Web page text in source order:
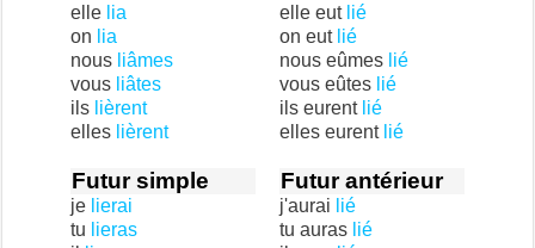
elle lia
on lia
nous liâmes
vous liâtes
ils lièrent
elles lièrent
elle eut lié
on eut lié
nous eûmes lié
vous eûtes lié
ils eurent lié
elles eurent lié
Futur simple
je lierai
tu lieras
Futur antérieur
j'aurai lié
tu auras lié